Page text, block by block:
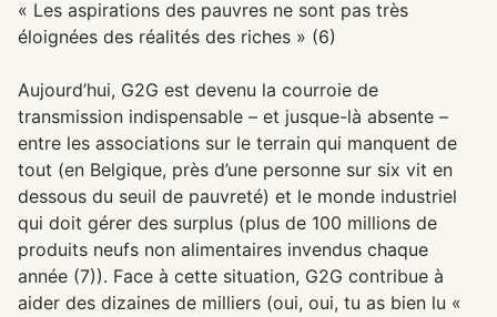
« Les aspirations des pauvres ne sont pas très
éloignées des réalités des riches » (6)
Aujourd’hui, G2G est devenu la courroie de
transmission indispensable – et jusque-là absente –
entre les associations sur le terrain qui manquent de
tout (en Belgique, près d’une personne sur six vit en
dessous du seuil de pauvreté) et le monde industriel
qui doit gérer des surplus (plus de 100 millions de
produits neufs non alimentaires invendus chaque
année (7)). Face à cette situation, G2G contribue à
aider des dizaines de milliers (oui, oui, tu as bien lu «